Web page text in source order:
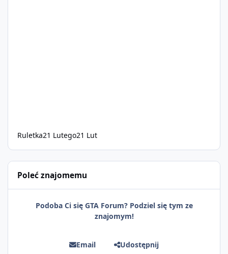
Ruletka21 Lutego21 Lut
Poleć znajomemu
Podoba Ci się GTA Forum? Podziel się tym ze
znajomym!
Email Udostępnij